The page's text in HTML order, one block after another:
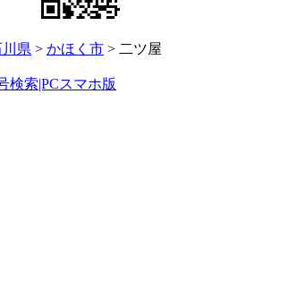
県 > かほく市 > 二ツ屋
検索|PCスマホ版